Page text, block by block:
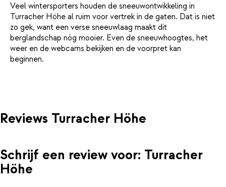
Veel wintersporters houden de sneeuwontwikkeling in
Turracher Höhe al ruim voor vertrek in de gaten. Dat is niet
zo gek, want een verse sneeuwlaag maakt dit
berglandschap nóg mooier. Even de sneeuwhoogtes, het
weer en de webcams bekijken en de voorpret kan
beginnen.
Reviews Turracher Höhe
Schrijf een review voor: Turracher
Höhe